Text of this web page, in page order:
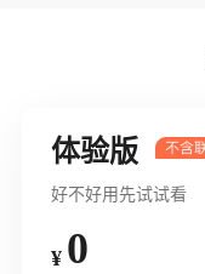
体验版
好不好用先试试看
¥ 0